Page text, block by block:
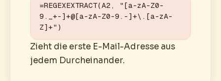
=REGEXEXTRACT(A2, "[a-zA-Z0-
9._+-]+@[a-zA-Z0-9.-]+\.[a-zA-
Z]+")
Zieht die erste E-Mail-Adresse aus
jedem Durcheinander.